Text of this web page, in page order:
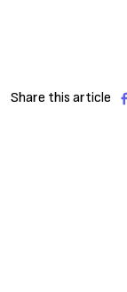
Share this article